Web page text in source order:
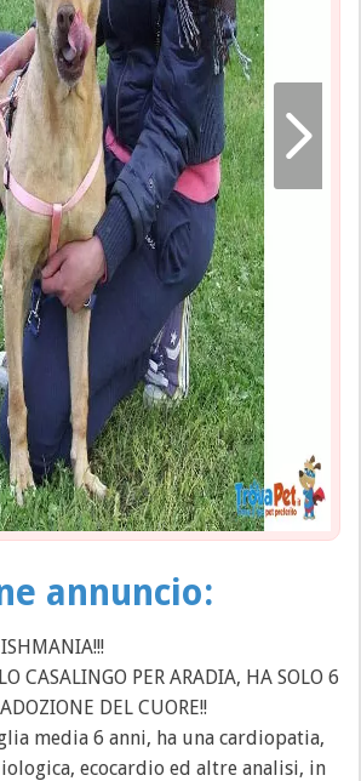
annuncio:
CASALINGO PER ARADIA, HA SOLO 6
DEL CUORE!!
media 6 anni, ha una cardiopatia,
ecocardio ed altre analisi, in